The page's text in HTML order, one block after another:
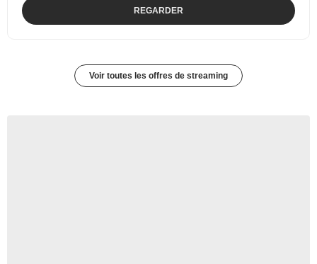
REGARDER
Voir toutes les offres de streaming